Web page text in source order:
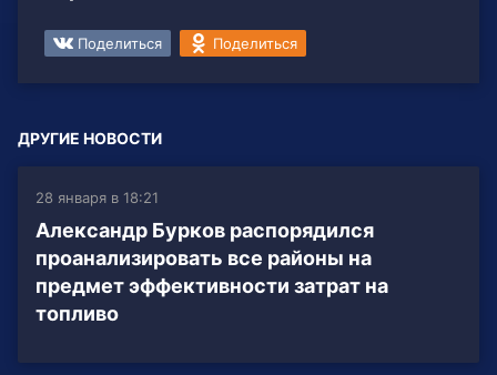
Поделиться Поделиться
ДРУГИЕ НОВОСТИ
28 января в 18:21
Александр Бурков распорядился
проанализировать все районы на
предмет эффективности затрат на
топливо